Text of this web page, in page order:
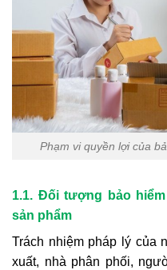
Phạm vi quyền lợi của
1.1. Đối tượng bảo
sản phẩm
Trách nhiệm pháp lý của
xuất, nhà phân phối,